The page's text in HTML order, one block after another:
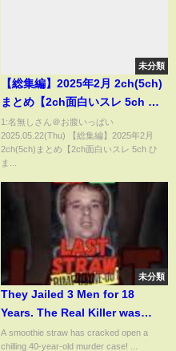
未分類
【総集編】2025年2月 2ch(5ch)
まとめ【2ch面白いスレ 5ch ひ
まつぶし 作業用】
1:名無しさん＠お腹いっぱい
2025.05.22(Thu) 【総集編】2025年2月
2ch(5ch)まとめ【2ch面白いスレ 5ch ひ
ま...
未分類
They Jailed 3 Men for 18
Years. The Real Killer was
Caught by his Trash
A smoothie straw has cracked open a
chilling 40-year-old murder case! ...